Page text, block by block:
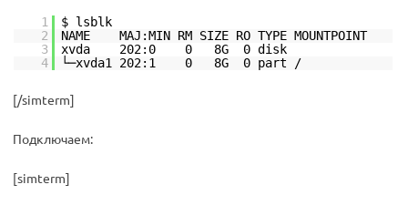
1
$ lsblk
2
NAME MAJ:MIN RM SIZE RO TYPE MOUNTPOINT
3
xvda 202:0 0 8G 0 disk
4
└─xvda1 202:1 0 8G 0 part /
[/simterm]
Подключаем:
[simterm]